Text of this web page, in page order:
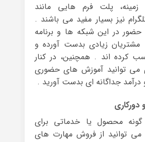
زمینه، پلت فرم هایی مانند
نیز بسیار مفید می باشند .
حضور در این شبکه ها و برنامه
مشتریان زیادی بدست آورده و
کرده اند . همچنین، در کنار
می توانید آموزش های حضوری
و درآمد جداگانه ای بدست آورید .
محصول یا خدماتی برای
می توانید از فروش مهارت های